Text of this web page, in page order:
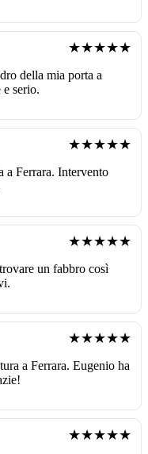
★★★★★
della mia porta a
serio.
★★★★★
a Ferrara. Intervento
★★★★★
un fabbro così
★★★★★
a Ferrara. Eugenio ha
★★★★★